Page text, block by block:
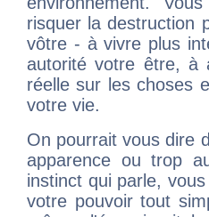
risquer la destruction
vôtre - à vivre plus
autorité votre être, à
réelle sur les choses
votre vie.
On pourrait vous dire
apparence ou trop
instinct qui parle,
votre pouvoir tout